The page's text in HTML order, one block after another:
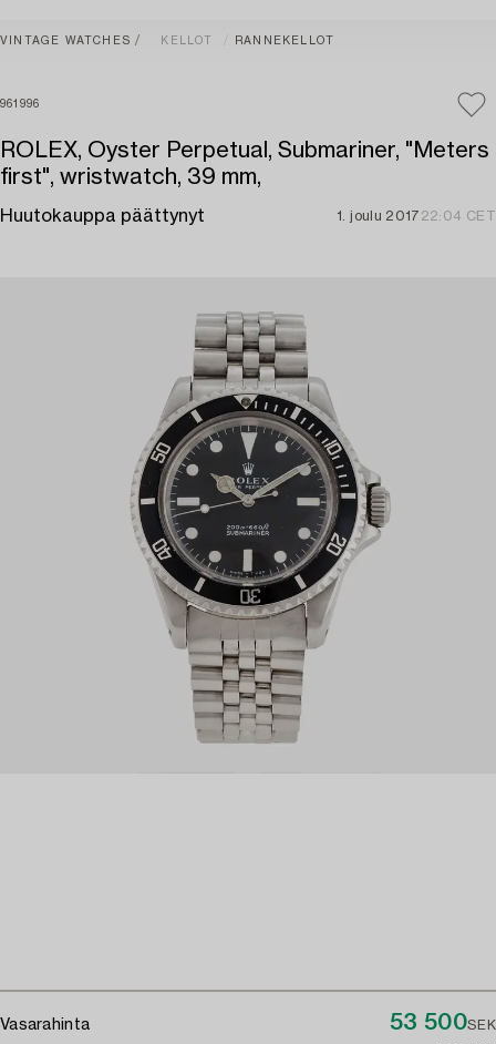
VINTAGE WATCHES KELLOT RANNEKELLOT
961996
ROLEX, Oyster Perpetual, Submariner, "Meters
first", wristwatch, 39 mm,
Huutokauppa päättynyt 1. joulu 2017 22:04 CET
Vasarahinta 53 500SEK